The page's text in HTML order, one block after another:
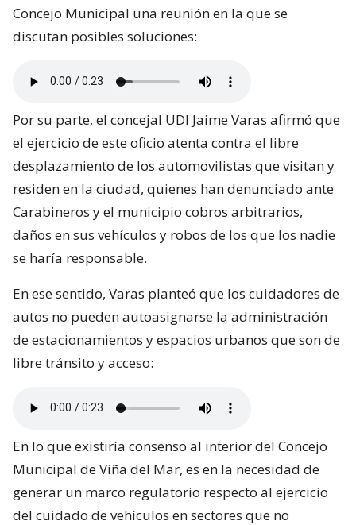
Concejo Municipal una reunión en la que se
discutan posibles soluciones:
Por su parte, el concejal UDI Jaime Varas afirmó que
el ejercicio de este oficio atenta contra el libre
desplazamiento de los automovilistas que visitan y
residen en la ciudad, quienes han denunciado ante
Carabineros y el municipio cobros arbitrarios,
daños en sus vehículos y robos de los que los nadie
se haría responsable.
En ese sentido, Varas planteó que los cuidadores de
autos no pueden autoasignarse la administración
de estacionamientos y espacios urbanos que son de
libre tránsito y acceso:
En lo que existiría consenso al interior del Concejo
Municipal de Viña del Mar, es en la necesidad de
generar un marco regulatorio respecto al ejercicio
del cuidado de vehículos en sectores que no